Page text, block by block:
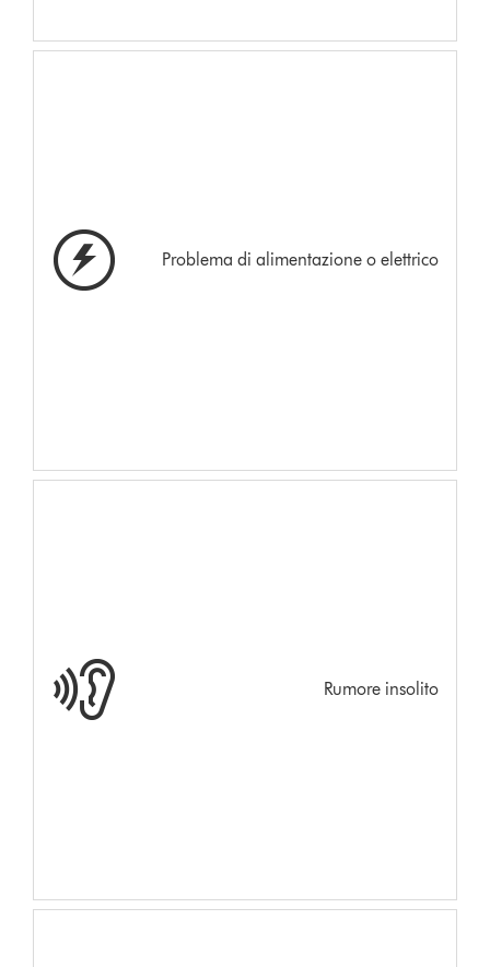
Problema di alimentazione o elettrico
Rumore insolito